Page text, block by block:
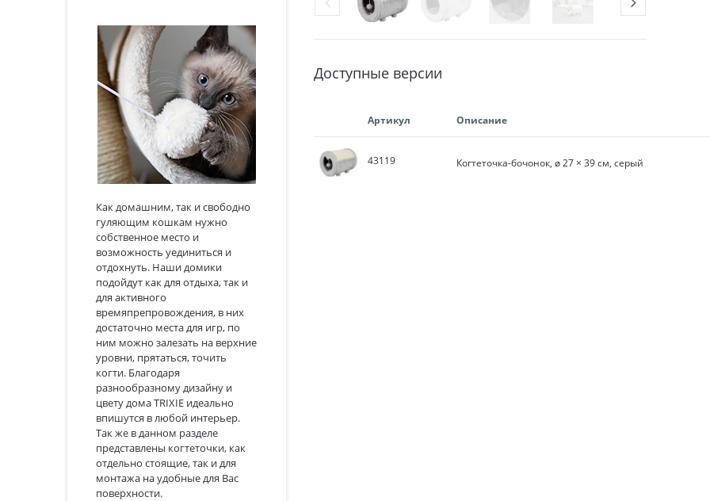
Как домашним, так и свободно
гуляющим кошкам нужно
собственное место и
возможность уединиться и
отдохнуть. Наши домики
подойдут как для отдыха, так и
для активного
времяпрепровождения, в них
достаточно места для игр, по
ним можно залезать на верхние
уровни, прятаться, точить
когти. Благодаря
разнообразному дизайну и
цвету дома TRIXIE идеально
впишутся в любой интерьер.
Так же в данном разделе
представлены когтеточки, как
отдельно стоящие, так и для
монтажа на удобные для Вас
поверхности.
Доступные версии
Артикул Описание
43119 Когтеточка-бочонок, ø 27 × 39 cм, серый